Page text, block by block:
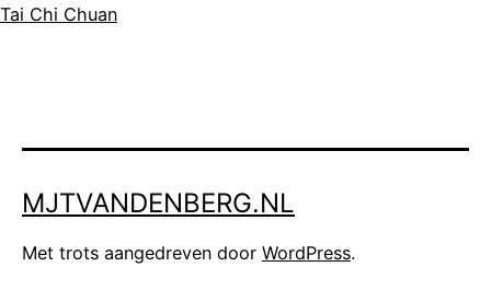
Tai Chi Chuan
MJTVANDENBERG.NL
Met trots aangedreven door WordPress.